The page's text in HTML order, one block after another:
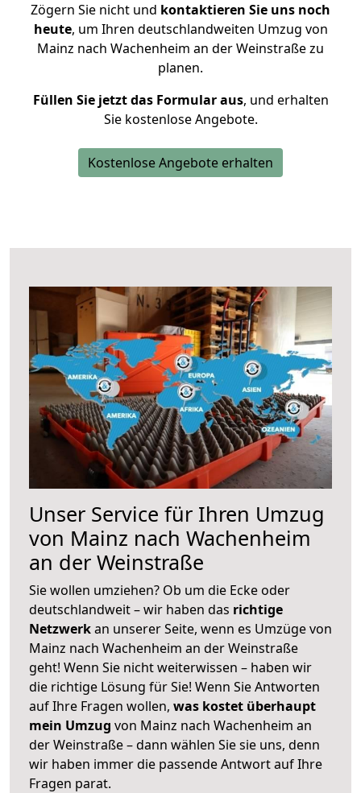
Zögern Sie nicht und kontaktieren Sie uns noch
heute, um Ihren deutschlandweiten Umzug von
Mainz nach Wachenheim an der Weinstraße zu
planen.
Füllen Sie jetzt das Formular aus, und erhalten
Sie kostenlose Angebote.
Kostenlose Angebote erhalten
Unser Service für Ihren Umzug
von Mainz nach Wachenheim
an der Weinstraße
Sie wollen umziehen? Ob um die Ecke oder
deutschlandweit – wir haben das richtige
Netzwerkan unserer Seite, wenn es Umzüge von
Mainz nach Wachenheim an der Weinstraße
geht! Wenn Sie nicht weiterwissen – haben wir
die richtige Lösung für Sie! Wenn Sie Antworten
auf Ihre Fragen wollen, was kostet überhaupt
mein Umzug von Mainz nach Wachenheim an
der Weinstraße – dann wählen Sie sie uns, denn
wir haben immer die passende Antwort auf Ihre
Fragen parat.